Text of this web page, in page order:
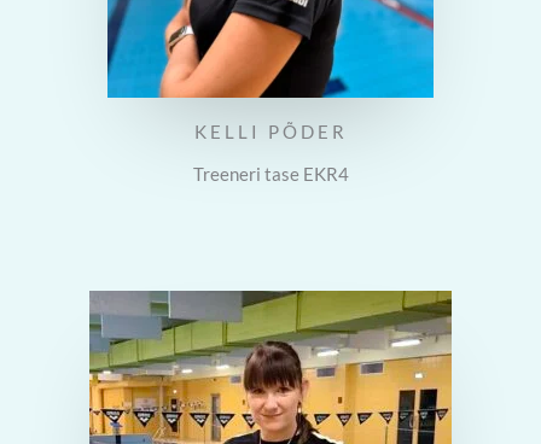
KELLI PÕDER
Treeneri tase EKR4